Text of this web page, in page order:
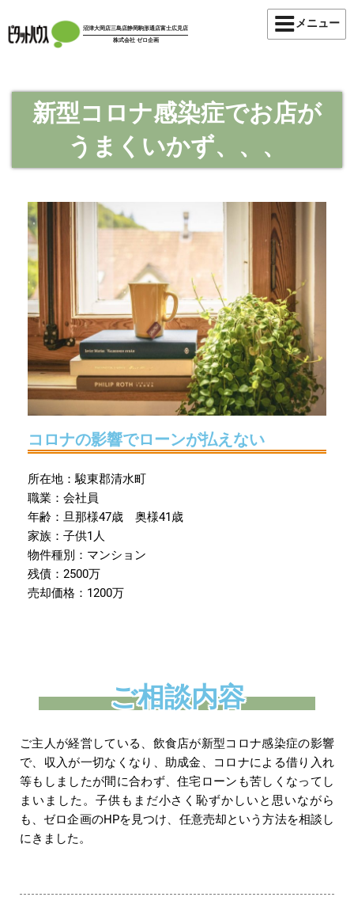
沼津大岡店三島店静岡駒形通店富士広見店
株式会社 ゼロ企画
メニュー
新型コロナ感染症でお店が
うまくいかず、、、
コロナの影響でローンが払えない
所在地：駿東郡清水町
職業：会社員
年齢：旦那様47歳 奥様41歳
家族：子供1人
物件種別：マンション
残債：2500万
売却価格：1200万
ご相談内容
ご主人が経営している、飲食店が新型コロナ感染症の影響
で、収入が一切なくなり、助成金、コロナによる借り入れ
等もしましたが間に合わず、住宅ローンも苦しくなってし
まいました。子供もまだ小さく恥ずかしいと思いながら
も、ゼロ企画のHPを見つけ、任意売却という方法を相談し
にきました。